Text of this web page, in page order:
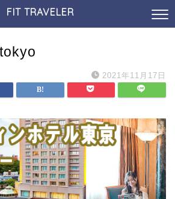
FIT TRAVELER
2021年11月17日